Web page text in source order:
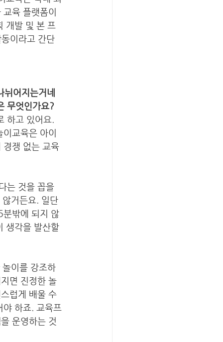
육 플랫폼이
개발 및 본 프
이라고 간단
어지는거네
무엇인가요?
하고 있어요.
교육은 아이
경쟁 없는 교육
는 것을 꼽을
거든요. 일단
분밖에 되지 않
생각을 발산할
이를 강조하
면 진정한 놀
럽게 배울 수
야 하죠. 교육프
운영하는 것